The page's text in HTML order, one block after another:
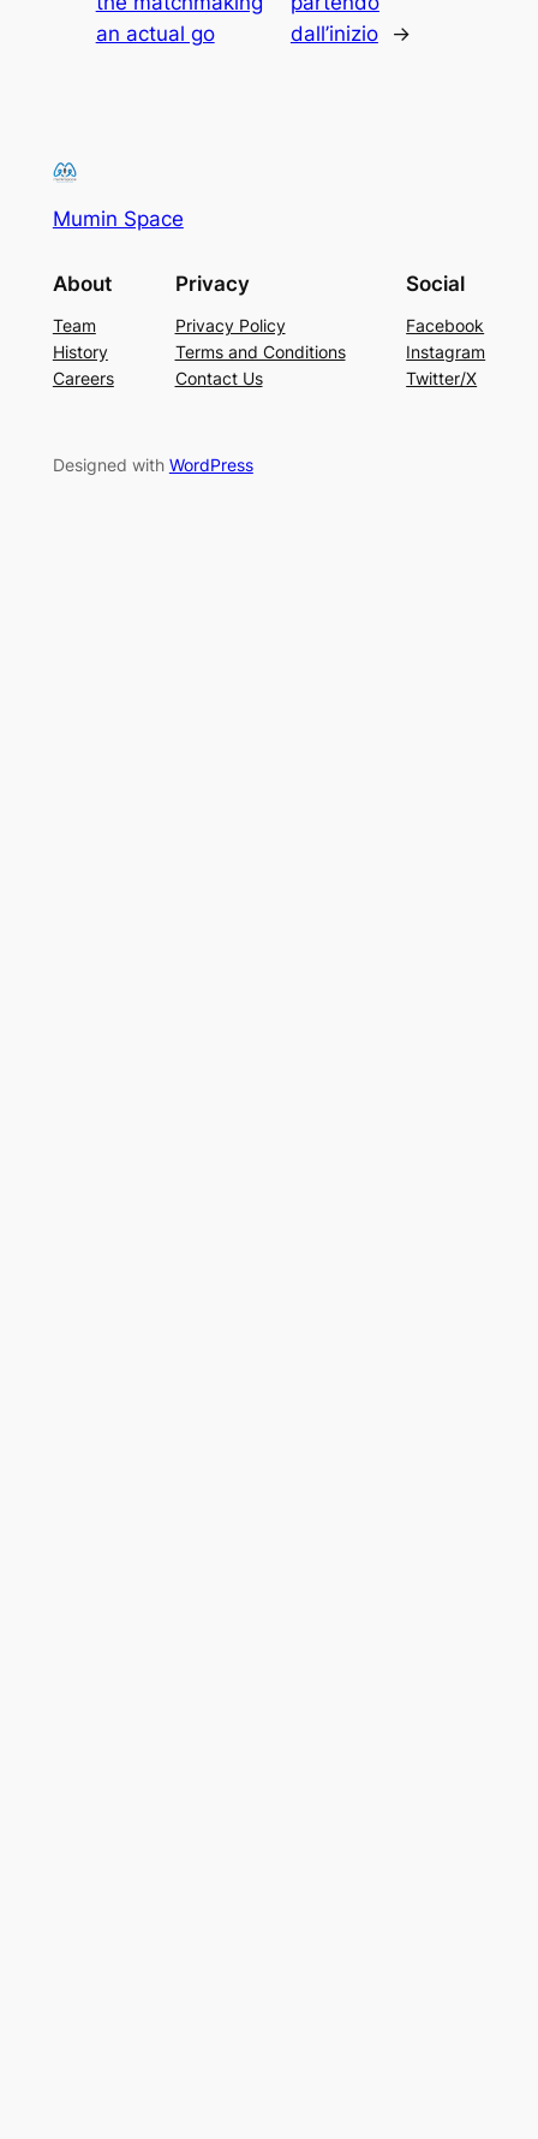
an actual go
dall’inizio
→
Mumin Space
About
Team
History
Careers
Privacy
Privacy Policy
Terms and Conditions
Contact Us
Social
Facebook
Instagram
Twitter/X
Designed with WordPress